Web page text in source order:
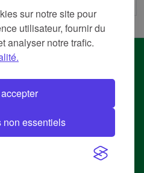
sur notre site pour
utilisateur, fournir du
analyser notre trafic.
non essentiels
AtlasBig.com